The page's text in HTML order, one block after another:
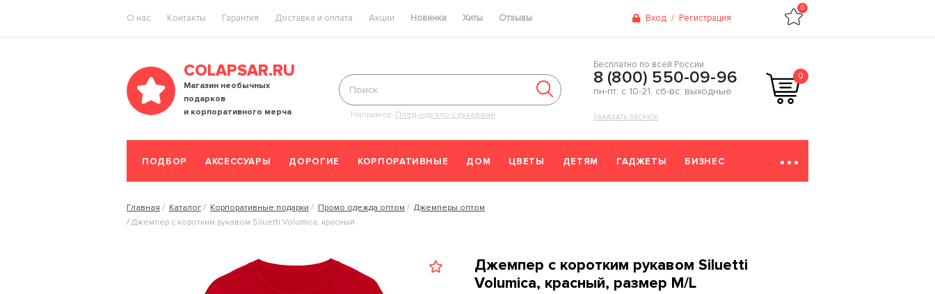
O нас Контакты Гарантия Доставка и оплата Акции Новинки Хиты Отзывы Вход / Регистрация
0
COLAPSAR.RU
Магазин необычных
подарков
и корпоративного мерча
Например: Плед-одеяло с рукавами
Бесплатно по всей России
8 (800) 550-09-96
пн-пт: с 10-21, сб-вс: выходные
ЗАКАЗАТЬ ЗВОНОК
0
ПОДБОР АКСЕССУАРЫ ДОРОГИЕ КОРПОРАТИВНЫЕ ДОМ ЦВЕТЫ ДЕТЯМ ГАДЖЕТЫ БИЗНЕС
Главная Каталог Корпоративные подарки Промо одежда оптом
Джемперы оптом
Джемпер с коротким рукавом Siluetti Volumica, красный
Джемпер с коротким рукавом Siluetti
Volumica, красный, размер M/L